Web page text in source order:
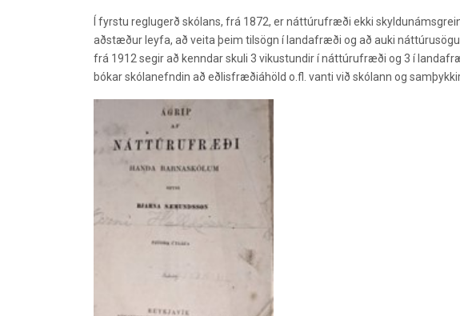
Í fyrstu reglugerð skólans, frá 1872, er náttúrufræði ekki
aðstæður leyfa, að veita þeim tilsögn í landafræði og að auki
frá 1912segir að kenndar skuli 3 vikustundir í náttúrufræði og 3 í
bókar skólanefndin að eðlisfræðiáhöld o.fl. vanti við skólann og